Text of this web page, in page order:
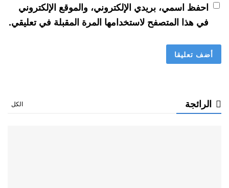
احفظ اسمي، بريدي الإلكتروني، والموقع الإلكتروني
في هذا المتصفح لاستخدامها المرة المقبلة في تعليقي.
الرائجة الكل